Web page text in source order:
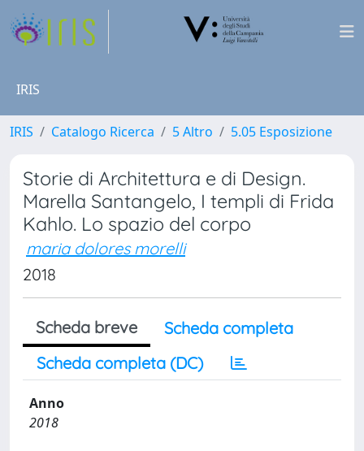
IRIS
IRIS Catalogo Ricerca 5 Altro 5.05 Esposizione
Storie di Architettura e di Design.
Marella Santangelo, I templi di Frida
Kahlo. Lo spazio del corpo
maria dolores morelli
2018
Scheda breve
Scheda completa
Scheda completa (DC)
Anno
2018